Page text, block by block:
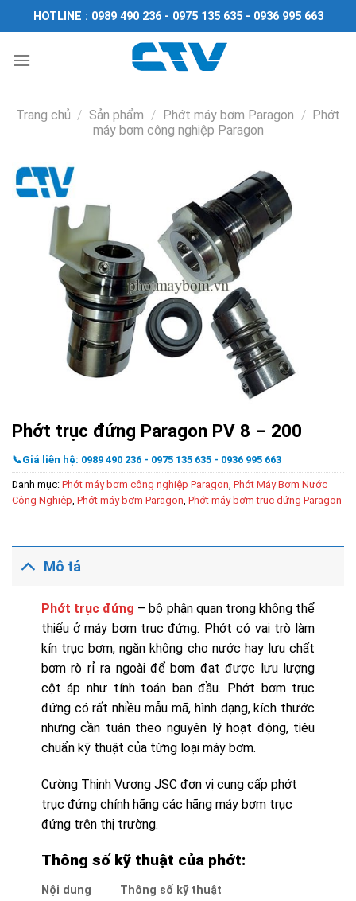
Chuyển
đến
dung
HOTLINE : 0989 490 236 - 0975 135 635 - 0936 995 663
Trang chủ / Sản phẩm / Phớt máy bơm Paragon / Phớt
máy bơm công nghiệp Paragon
Phớt trục đứng Paragon PV 8 – 200
📞Giá liên hệ: 0989 490 236 - 0975 135 635 - 0936 995 663
Danh mục: Phớt máy bơm công nghiệp Paragon Phớt Máy Bơm Nước
Công Nghiệp Phớt máy bơm Paragon Phớt máy bơm trục đứng Paragon
Mô tả
Phớt trục đứng – bộ phận quan trọng không thể
thiếu ở máy bơm trục đứng. Phớt có vai trò làm
kín trục bơm, ngăn không cho nước hay lưu chất
bơm rò rỉ ra ngoài để bơm đạt được lưu lượng
cột áp như tính toán ban đầu. Phớt bơm trục
đứng có rất nhiều mẫu mã, hình dạng, kích thước
nhưng cần tuân theo nguyên lý hoạt động, tiêu
chuẩn kỹ thuật của từng loại máy bơm.
Cường Thịnh Vương JSC đơn vị cung cấp phớt
trục đứng chính hãng các hãng máy bơm trục
đứng trên thị trường.
Thông số kỹ thuật của phớt:
Nội dung
Thông số kỹ thuật